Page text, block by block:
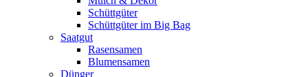
Schüttgüter
Schüttgüter im Big Bag
Saatgut
Rasensamen
Blumensamen
Dünger